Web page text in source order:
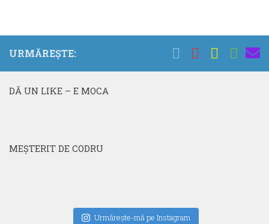
URMĂREȘTE:
DĂ UN LIKE – E MOCA
MEŞTERIT DE CODRU
Urmăreşte-mă pe Instagram